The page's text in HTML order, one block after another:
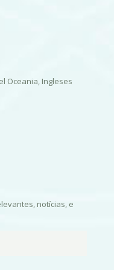
Oceania, Ingleses
notícias, e